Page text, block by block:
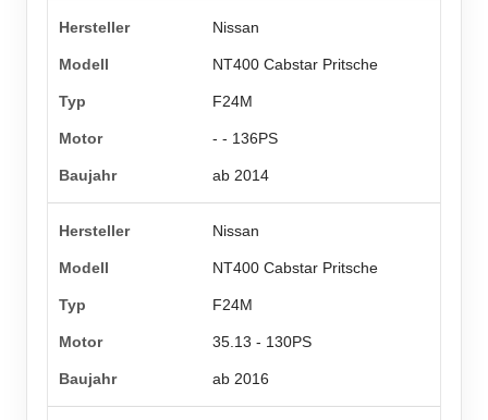
Nissan
NT400 Cabstar Pritsche
F24M
- - 136PS
ab 2014
Nissan
NT400 Cabstar Pritsche
F24M
35.13 - 130PS
ab 2016